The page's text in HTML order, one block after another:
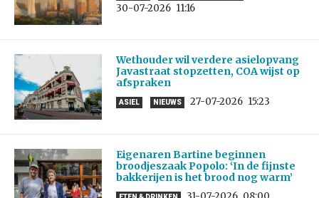
30-07-2026 11:16
Wethouder wil verdere asielopvang
Javastraat stopzetten, COA wijst op
afspraken
ASIEL NIEUWS 27-07-2026 15:23
Eigenaren Bartine beginnen
broodjeszaak Popolo: ‘In de fijnste
bakkerijen is het brood nog warm’